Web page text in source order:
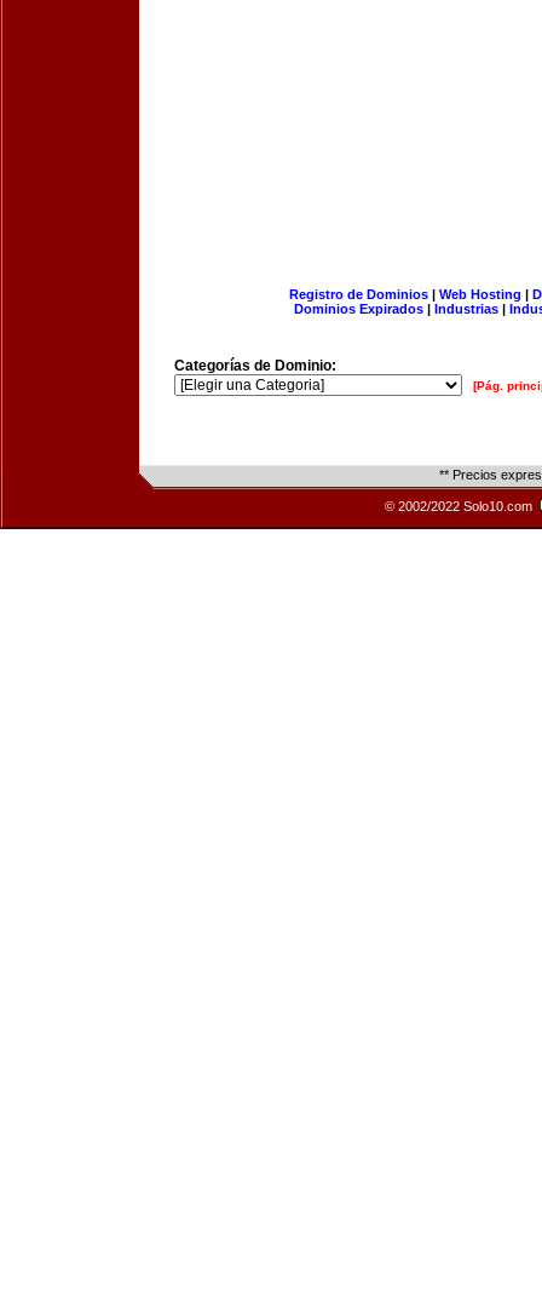
Registro de Dominios| Web Hosting |
Dominios Expirados | Industrias |
Categorías de Dominio:
[Pág.
** Precios
© 2002/2022 Solo10.com